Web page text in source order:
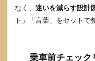
なく、 迷いを減らす設計
ト」「言葉」をセットで
乗車前チェック